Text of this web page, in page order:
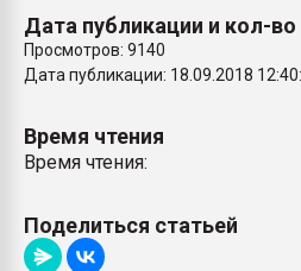
Дата публикации и кол-
Просмотров: 9140
Дата публикации: 18.09.2018
Время чтения
Время чтения:
Поделиться статьей